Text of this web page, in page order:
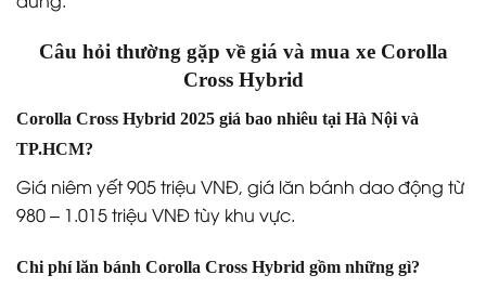
Câu hỏi thường gặp về giá và mua xe Corolla
Cross Hybrid
Corolla Cross Hybrid 2025 giá bao nhiêu tại Hà Nội và
TP.HCM?
Giá niêm yết 905 triệu VNĐ, giá lăn bánh dao động từ
980 – 1.015 triệu VNĐ tùy khu vực.
Chi phí lăn bánh Corolla Cross Hybrid gồm những gì?